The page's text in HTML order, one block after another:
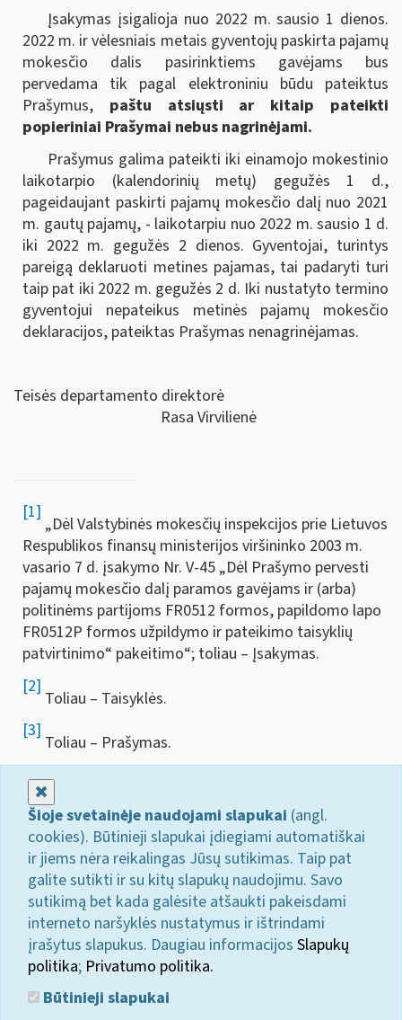
Įsakymas įsigalioja nuo 2022 m. sausio 1 dienos.
2022 m. ir vėlesniais metais gyventojų paskirta pajamų
mokesčio dalis pasirinktiems gavėjams bus
pervedama tik pagal elektroniniu būdu pateiktus
Prašymus, paštu atsiųsti ar kitaip pateikti
popieriniai Prašymai nebus nagrinėjami.
Prašymus galima pateikti iki einamojo mokestinio
laikotarpio (kalendorinių metų) gegužės 1 d.,
pageidaujant paskirti pajamų mokesčio dalį nuo 2021
m. gautų pajamų, - laikotarpiu nuo 2022 m. sausio 1 d.
iki 2022 m. gegužės 2 dienos. Gyventojai, turintys
pareigą deklaruoti metines pajamas, tai padaryti turi
taip pat iki 2022 m. gegužės 2 d. Iki nustatyto termino
gyventojui nepateikus metinės pajamų mokesčio
deklaracijos, pateiktas Prašymas nenagrinėjamas.
Teisės departamento direktorė
Rasa Virvilienė
[1]
„Dėl Valstybinės mokesčių inspekcijos prie Lietuvos
Respublikos finansų ministerijos viršininko 2003 m.
vasario 7 d. įsakymo Nr. V-45 „Dėl Prašymo pervesti
pajamų mokesčio dalį paramos gavėjams ir (arba)
politinėms partijoms FR0512 formos, papildomo lapo
FR0512P formos užpildymo ir pateikimo taisyklių
patvirtinimo“ pakeitimo“; toliau – Įsakymas.
[2]
Toliau – Taisyklės.
[3]
Toliau – Prašymas.
Šioje svetainėje naudojami slapukai (angl.
cookies). Būtinieji slapukai įdiegiami automatiškai
ir jiems nėra reikalingas Jūsų sutikimas. Taip pat
galite sutikti ir su kitų slapukų naudojimu. Savo
sutikimą bet kada galėsite atšaukti pakeisdami
interneto naršyklės nustatymus ir ištrindami
įrašytus slapukus. Daugiau informacijos Slapukų
politika; Privatumo politika.
Būtinieji slapukai